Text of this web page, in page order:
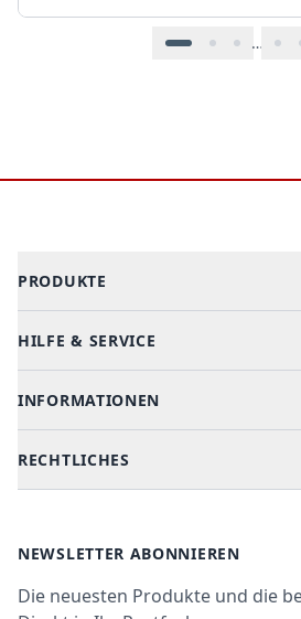
…
PRODUKTE
Alle Kategorien
Kühlen & Gefrieren
HILFE & SERVICE
Hilfe & FAQ
INFORMATIONEN
Über uns
RECHTLICHES
Datenschutz
Widerrufsrecht
NEWSLETTER ABONNIEREN
Die neuesten Produkte und die